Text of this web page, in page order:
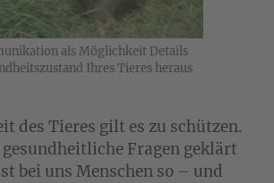
als Möglichkeit Details
Ihres Tieres heraus
des Tieres gilt es zu schützen.
Fragen geklärt
bei uns Menschen so – und